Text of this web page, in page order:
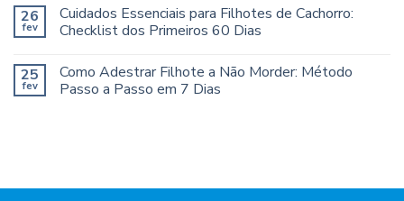
26
fev
Cuidados Essenciais para Filhotes de Cachorro:
Checklist dos Primeiros 60 Dias
25
fev
Como Adestrar Filhote a Não Morder: Método
Passo a Passo em 7 Dias